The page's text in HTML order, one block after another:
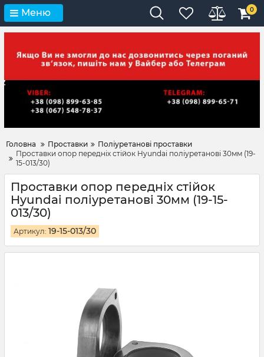
Меню 0
Головна Проставки
Поліуретанові проставки
Проставки опор передніх стійок Hyundai поліуретанові 30мм (19-
15-013/30)
Проставки опор передніх стійок
Hyundai поліуретанові 30мм (19-15-
013/30)
Артикул: 19-15-013/30